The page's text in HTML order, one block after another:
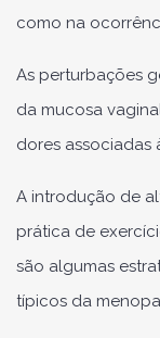
como na
As perturbações
da mucosa
dores associadas
A introdução de
prática de
são algumas
típicos da